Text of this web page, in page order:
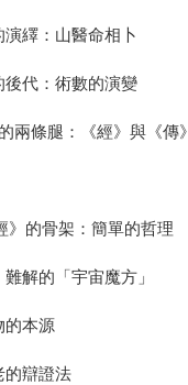
繹：山醫命相卜
代：術數的演變
條腿：《經》與《傳》
的骨架：簡單的哲理
的「宇宙魔方」
本源
辯證法